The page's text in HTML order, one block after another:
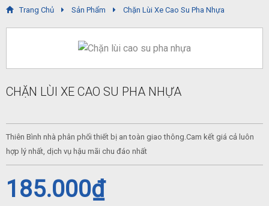
Trang Chủ Sản Phẩm Chặn Lùi Xe Cao Su Pha Nhựa
CHẶN LÙI XE CAO SU PHA NHỰA
Thiên Bình nhà phân phối thiết bị an toàn giao thông.Cam kết giá cả luôn
hợp lý nhất, dịch vụ hậu mãi chu đáo nhất
185.000₫